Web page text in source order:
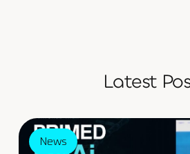
Latest
News